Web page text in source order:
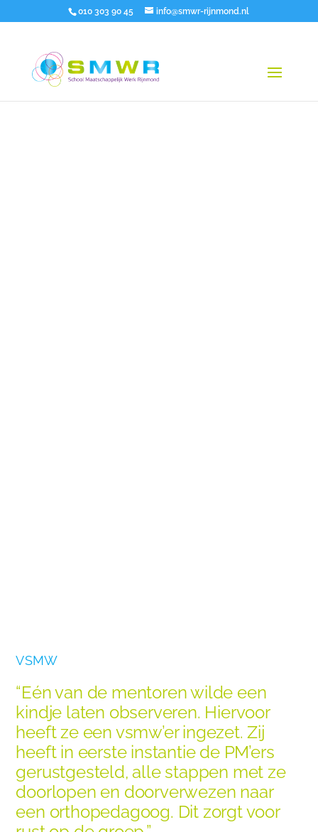
010 303 90 45 info@smwr-rijnmond.nl
VSMW
“Eén van de mentoren wilde een
kindje laten observeren. Hiervoor
heeft ze een vsmw’er ingezet. Zij
heeft in eerste instantie de PM’ers
gerustgesteld, alle stappen met ze
doorlopen en doorverwezen naar
een orthopedagoog. Dit zorgt voor